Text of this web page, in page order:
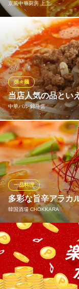
京風中華厨房 上上
シェフ特製辣油をふ
「火鍋麺（ホーコー
を博し、リピーター
だ辛いだけじゃない
京風中華厨房 上
中華料理
南海本線和歌山市
和歌山県和歌山市雑賀
当店人気の品とい
中華バル 錦斗雲
担々麺
定番中の定番ですが
ます。
中華バル 錦斗雲
中華バール
ＪＲ和歌山駅東口
和歌山県和歌山市黒田
多彩な旨辛アラカ
韓国酒場 CHOKKARA
一品料理
“スンドゥブ”は朝鮮
腐のようにやわらか
ブとも呼びます。旨
たりと仕上げの生卵
体感を味わえる一品